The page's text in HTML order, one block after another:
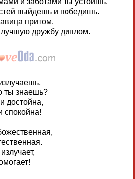
выйдешь и победишь.
притом.
дружбу диплом.
ты знаешь?
достойна,
спокойна!